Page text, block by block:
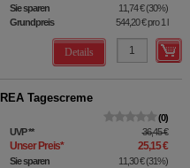
Sie sparen 11,74 €(30%)
Grundpreis
544,20 €pro 1 l
Details
Tagescreme
0
UVP** 36,45 €
Unser Preis* 25,15 €
Sie sparen 11,30 €(31%)